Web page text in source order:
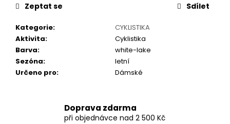
Kategorie:
CYKLISTIKA
Aktivita:
Cyklistika
Barva:
white-lake
Sezóna:
letní
Určeno pro: Dámské
Zeptat se Sdílet
Doprava zdarma
při objednávce nad 2 500 Kč